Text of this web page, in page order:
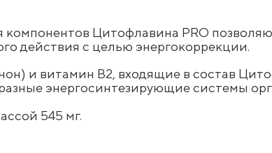
Цитофлавина PRO
действия с целью энергокоррекции.
и витамин В2, входящие в состав
энергосинтезирующие системы
545 мг.